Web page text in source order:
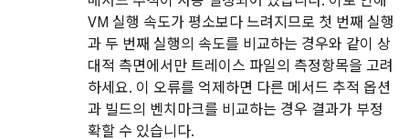
VM 실행 속도가 평소보다 느려지므로 첫 번째 실행
과 두 번째 실행의 속도를 비교하는 경우와 같이 상
대적 측면에서만 트레이스 파일의 측정항목을 고려
하세요. 이 오류를 억제하면 다른 메서드 추적 옵션
과 빌드의 벤치마크를 비교하는 경우 결과가 부정
확할 수 있습니다.